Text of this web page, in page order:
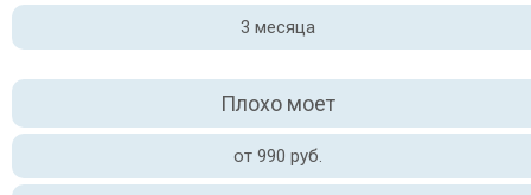
3 месяца
Плохо моет
от 990 руб.